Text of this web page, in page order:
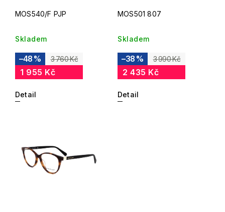
MOS540/F PJP
Skladem
3 760 Kč
–48 %
1 955 Kč
Detail
MOS501 807
Skladem
3 990 Kč
–38 %
2 435 Kč
Detail